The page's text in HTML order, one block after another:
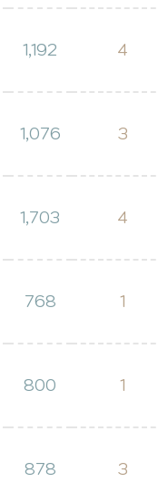
1,192 4
1,076 3
1,703 4
768 1
800 1
878 3